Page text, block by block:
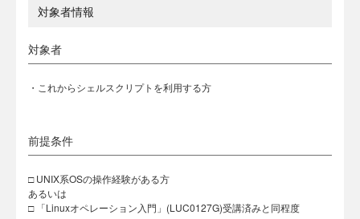
対象者情報
対象者
・これからシェルスクリプトを利用する方
前提条件
□ UNIX系OSの操作経験がある方
あるいは
□ 「Linuxオペレーション入門」(LUC0127G)受講済みと同程度